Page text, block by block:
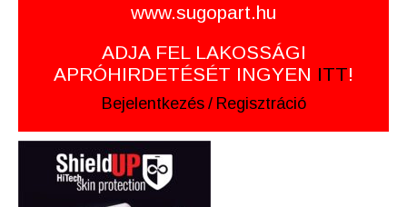
www.sugopart.hu
ADJA FEL LAKOSSÁGI
APRÓHIRDETÉSÉT INGYEN ITT!
Bejelentkezés / Regisztráció